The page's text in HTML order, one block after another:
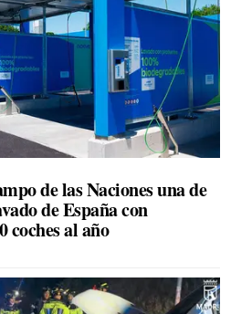
de las Naciones una de
de España con
coches al año